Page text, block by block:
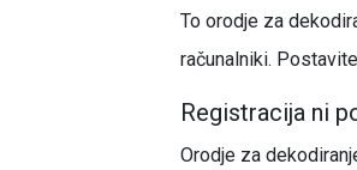
To orodje za
računalniki.
Registracija ni
Orodje za